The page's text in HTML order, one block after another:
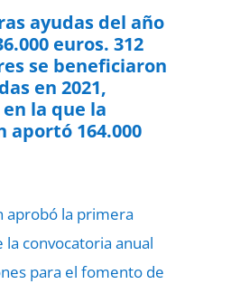
ayudas del año
euros. 312
se beneficiaron
en 2021,
la que la
aportó 164.000
aprobó la primera
la convocatoria anual
para el fomento de